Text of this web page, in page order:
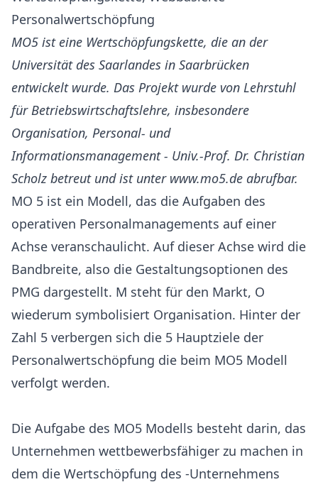
Personalwertschöpfung
MO5 ist eine Wertschöpfungskette, die an der
Universität des Saarlandes in Saarbrücken
entwickelt wurde. Das Projekt wurde von Lehrstuhl
für Betriebswirtschaftslehre, insbesondere
Organisation, Personal- und
Informationsmanagement - Univ.-Prof. Dr. Christian
Scholz betreut und ist unter www.mo5.de abrufbar.
MO 5 ist ein Modell, das die Aufgaben des
operativen Personalmanagements auf einer
Achse veranschaulicht. Auf dieser Achse wird die
Bandbreite, also die Gestaltungsoptionen des
PMG dargestellt. M steht für den Markt, O
wiederum symbolisiert Organisation. Hinter der
Zahl 5 verbergen sich die 5 Hauptziele der
Personalwertschöpfung die beim MO5 Modell
verfolgt werden.
Die Aufgabe des MO5 Modells besteht darin, das
Unternehmen wettbewerbsfähiger zu machen in
dem die Wertschöpfung des -Unternehmens